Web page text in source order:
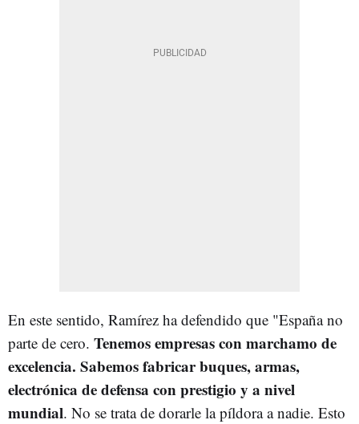
En este sentido, Ramírez ha defendido que "España no
parte de cero. Tenemos empresas con marchamo de
excelencia. Sabemos fabricar buques, armas,
electrónica de defensa con prestigio y a nivel
mundial. No se trata de dorarle la píldora a nadie. Esto